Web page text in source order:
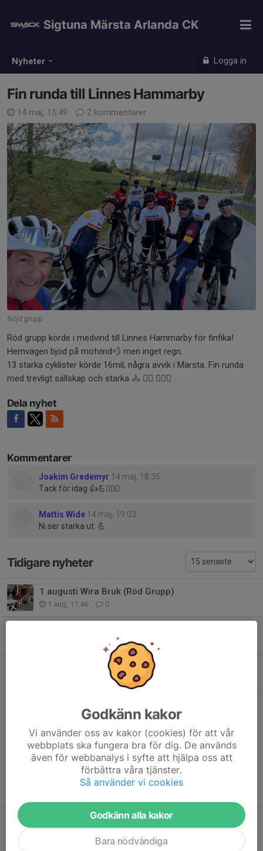
Nyheter Logga in
Sigtuna Märsta Arlanda CK
Fin runda till Linnes Hammarby
14 maj, 15:49 2 kommentarer
Nöjd grupp
Röd grupp körde i medvind till Linnes Hammarby för finfika!
Hemvägen bjöd på motvind💨 men inget regn.
13 starka cyklister körde 16mil, några avvik i Märsta. Fin runda
med trevligt sällskap och starka 🚴 🚴‍♀️ 🚴🏻‍♂️
Dela nyhet
Kommentarer
Joakim Gredemyr 14 maj, 18:35
Tack för idag 👍💪🚴🏼‍♂️
Mattis Wide 14 maj, 19:03
Ni ser starka ut. 💪
Tidigare nyheter
1 augusti Wira Bruk (Röd Grupp)
1 aug, 17:46 0
SMACK fyller 50 år – boka den 7 november!
29 jun, 12:18 1
Lördagsrunda till Wira Bruk
27 jun, 17:49 1
Gul grupp till Linnés Hammarby
Godkänn kakor
Vi använder oss av kakor (cookies) för att vår
webbplats ska fungera bra för dig. De används
även för webbanalys i syfte att hjälpa oss att
förbättra våra tjänster.
Så använder vi cookies
Godkänn alla kakor
Bara nödvändiga